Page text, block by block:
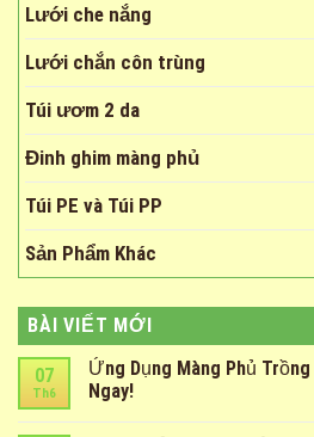
Lưới che nắng
Lưới chắn côn trùng
Túi ươm 2 da
Đinh ghim màng phủ
Túi PE và Túi PP
Sản Phẩm Khác
BÀI VIẾT MỚI
07
Th6
Ứng Dụng Màng Phủ
Ngay!